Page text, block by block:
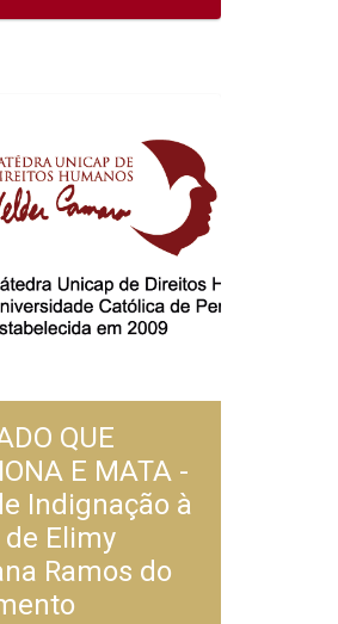
QUE
E MATA -
Indignação à
Elimy
Ramos do